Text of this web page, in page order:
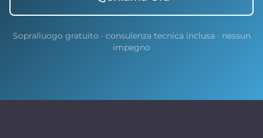
Sopralluogo gratuito · consulenza tecnica inclusa · nessun
impegno